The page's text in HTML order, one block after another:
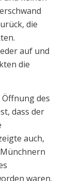
die
auf und
die
des
dass der
auch,
waren.